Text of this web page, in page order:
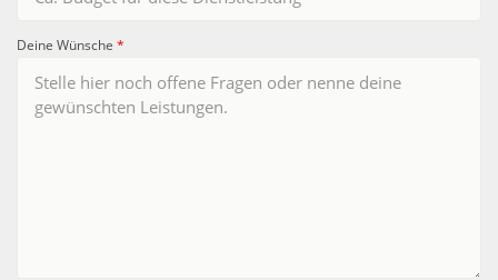
Deine Wünsche *